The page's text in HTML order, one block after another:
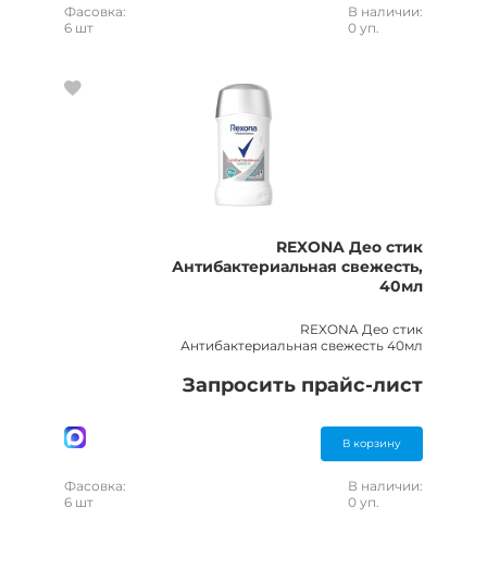
Фасовка:
6 шт
В наличии:
0 уп.
REXONA Део стик
Антибактериальная свежесть,
40мл
REXONA Део стик
Антибактериальная свежесть 40мл
Запросить прайс-лист
В корзину
Фасовка:
6 шт
В наличии:
0 уп.